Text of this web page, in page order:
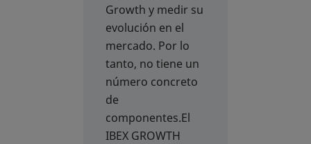
Growth y medir su
evolución en el
mercado. Por lo
tanto, no tiene un
número concreto
de
componentes.El
IBEX GROWTH